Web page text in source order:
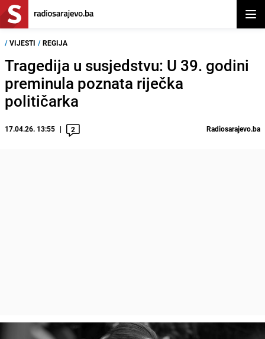
/ VIJESTI / REGIJA
Tragedija u susjedstvu: U 39. godini
preminula poznata riječka
političarka
17.04.26. 13:55 2 Radiosarajevo.ba